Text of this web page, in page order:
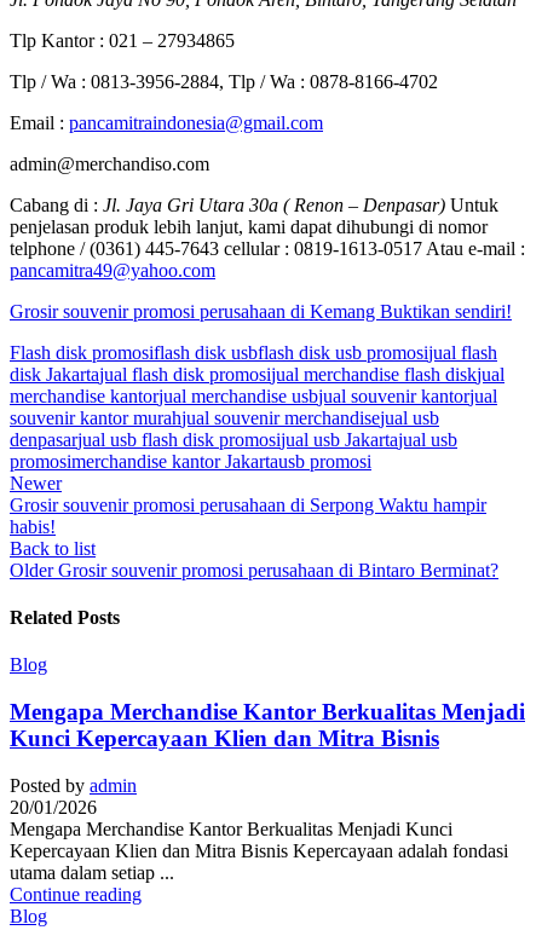
Tlp Kantor : 021 – 27934865
Tlp / Wa : 0813-3956-2884, Tlp / Wa : 0878-8166-4702
Email : pancamitraindonesia@gmail.com
admin@merchandiso.com
Cabang di : Jl. Jaya Gri Utara 30a ( Renon – Denpasar) Untuk
penjelasan produk lebih lanjut, kami dapat dihubungi di nomor
telphone / (0361) 445-7643 cellular : 0819-1613-0517 Atau e-mail :
pancamitra49@yahoo.com
Grosir souvenir promosi perusahaan di Kemang Buktikan sendiri!
Flash disk promosiflash disk usbflash disk usb promosijual flash
disk Jakartajual flash disk promosijual merchandise flash diskjual
merchandise kantorjual merchandise usbjual souvenir kantorjual
souvenir kantor murahjual souvenir merchandisejual usb
denpasarjual usb flash disk promosijual usb Jakartajual usb
promosimerchandise kantor Jakartausb promosi
Newer
Grosir souvenir promosi perusahaan di Serpong Waktu hampir
habis!
Back to list
Older Grosir souvenir promosi perusahaan di Bintaro Berminat?
Related Posts
Blog
Mengapa Merchandise Kantor Berkualitas Menjadi
Kunci Kepercayaan Klien dan Mitra Bisnis
Posted by admin
20/01/2026
Mengapa Merchandise Kantor Berkualitas Menjadi Kunci
Kepercayaan Klien dan Mitra Bisnis Kepercayaan adalah fondasi
utama dalam setiap ...
Continue reading
Blog